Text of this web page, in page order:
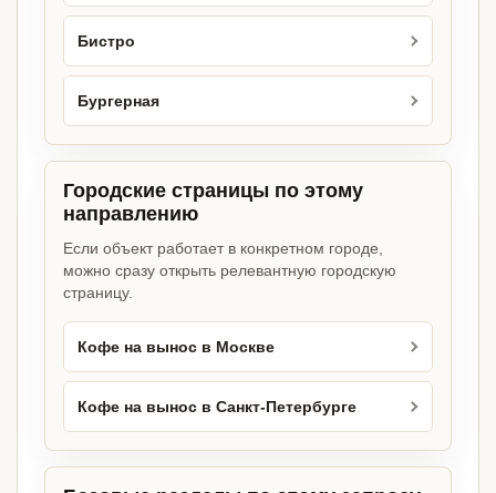
Бистро
Бургерная
Городские страницы по этому
направлению
Если объект работает в конкретном городе,
можно сразу открыть релевантную городскую
страницу.
Кофе на вынос в Москве
Кофе на вынос в Санкт-Петербурге